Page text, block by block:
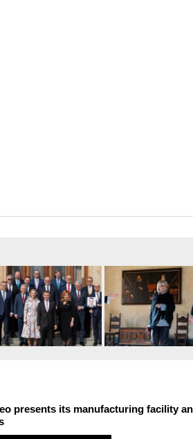
presents its manufacturing facility